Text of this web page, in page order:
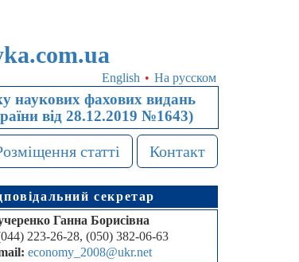
English • На русском
наукових фахових видань
від 28.12.2019 №1643)
статті Контакт
секретар
Ганна Борисівна
223-26-28, (050) 382-06-63
economy_2008@ukr.net